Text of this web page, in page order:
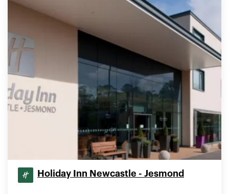
Holiday Inn Newcastle - Jesmond